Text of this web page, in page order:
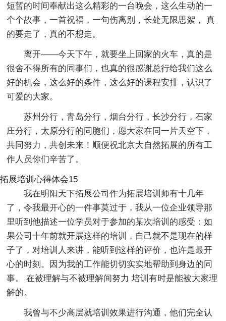
短暂的时间奉献出这么精彩的一台晚会，这么生动的一
个个故事，一首祝福，一句伤离别，长处无限思絮， 真
的要走了，真的不想走。
离开——今天下午，就要坐上回家的火车，真的是
很舍不得所有的同事们，也真的很感谢总行给我们这么
好的机会，这么好的条件，这么好的课程安排，认识了
可爱的大家。
苏州分行，青岛分行，烟台分行，长沙分行，石家
庄分行，太原分行的同胞们，愿大家在同一片天空下，
共同努力，共创未来！顺便祝北京大自然拓展的所有工
作人员你们辛苦了。
拓展培训心得体会15
我在明阳天下拓展公司作为拓展培训师有十几年
了，令我最开心的一件事莫过于，我从一位企业领导那
里听到他描述一位学员对于参加的某次培训的感受：如
果公司十年前就开展这样的培训，自己就不是现在的样
子了，对培训人来讲，能听到这样的评价，也许是最开
心的时刻。因为我的工作能切切实实地帮助到身边的同
事。 在被理解与不被理解间努力 培训有时是能被大家理
解的。
我曾与不少高层就培训效果进行沟通，他们完全认